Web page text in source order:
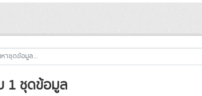
1 ชุดข้อมูล